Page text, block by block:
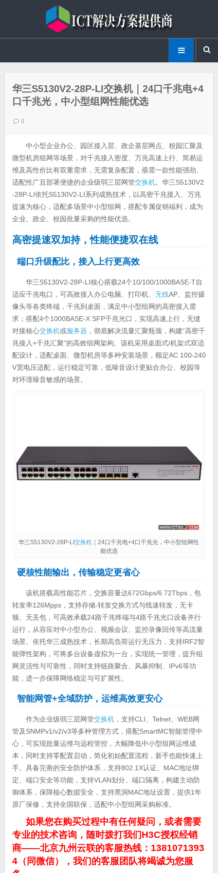
华三S5130V2-28P-LI交换机｜24口千兆电+4
口千兆光，中小型组网性能优选
0
中小型企业办公、园区接入层、政企基层网点、校园汇聚及
微型机房组网等场景，对千兆接入密度、万兆高速上行、简易运
维及高性价比有双重需求，无需复杂配置，亟需一款性能强劲、
适配性广且部署便捷的企业级弱三层网管交换机。华三S5130V2
-28P-LI依托S5130V2-LI系列成熟技术，以高密千兆接入、万兆
提速为核心，适配多场景中小型组网，搭配专属促销福利，成为
企业、政企、校园批量采购的性能优选。
高密提速双加持，性能便捷双在线
端口升级配比，接入上行更高效
华三S5130V2-28P-LI核心搭载24个10/100/1000BASE-T自
适应千兆电口，可高效接入办公电脑、打印机、 无线AP、监控摄
像头等各类终端，千兆到桌面，满足中小型组网的高密接入需
求；搭配4个1000BASE-X SFP千兆光口，实现高速上行，无缝
对接核心交换机或服务器 ，彻底解决流量汇聚瓶颈，构建“高密千
兆接入+千兆汇聚”的高效组网架构。该机采用桌面式/机架式双适
配设计，适配桌面、微型机房等多种安装场景，额定AC 100-240
V宽电压适配，运行稳定可靠，低噪音设计更贴合办公、校园等
对环境噪音敏感的场景。
华三S5130V2-28P-LI交换机 ｜24口千兆电+4口千兆光，中小型组网性
能优选
硬核性能输出，传输稳定更省心
该机搭载高性能芯片，交换容量达672Gbps/6.72Tbps，包
转发率126Mpps，支持存储-转发交换方式与线速转发，无卡
顿、无丢包，可高效承载24路千兆终端与4路千兆光口设备并行
运行，从容应对中小型办公、视频会议、监控录像回传等高流量
场景。依托华三成熟技术，长期高负荷运行无压力，支持IRF2智
能弹性架构，可将多台设备虚拟为一台，实现统一管理，提升组
网灵活性与可靠性，同时支持链路聚合、风暴抑制、IPv6等功
能，进一步保障网络稳定与可扩展性。
智能网管+全域防护，运维高效更安心
作为企业级弱三层网管交换机，支持CLI、Telnet、WEB网
管及SNMPv1/v2/v3等多种管理方式，搭配SmartMC智能管理中
心，可实现批量运维与远程管控，大幅降低中小型组网运维成
本，同时支持零配置启动，简化初始配置流程，新手也能快速上
手。具备完善的安全防护体系，支持802.1X认证、MAC地址绑
定、端口安全等功能，支持VLAN划分、端口隔离，构建主动防
御体系，保障核心数据安全，支持黑洞MAC地址设置，提供1年
原厂保修，支持全国联保，适配中小型组网采购标准。
如果您在购买过程中有任何疑问，或者需要
专业的技术咨询，随时拨打我们H3C授权经销
商——北京九州云联的客服热线：1381071393
4（同微信），我们的客服团队将竭诚为您服